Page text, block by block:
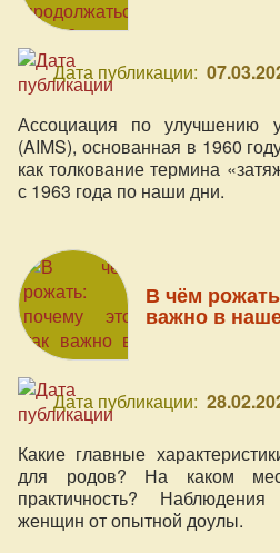
Дата публикации:
Ассоциация по улучшению
(AIMS), основанная в 1960
как толкование термина
с 1963 года по наши дни.
В чём
важно в
Дата публикации:
Какие главные
для родов? На каком
практичность?
женщин от опытной доулы.